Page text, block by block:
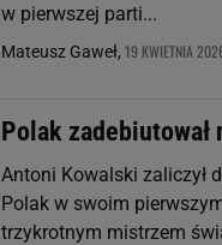
w pierwszej parti...
Mateusz Gaweł, 19 KWIETNIA
Polak
Antoni Kowalski zaliczył
Polak w swoim
trzykrotnym mistrzem